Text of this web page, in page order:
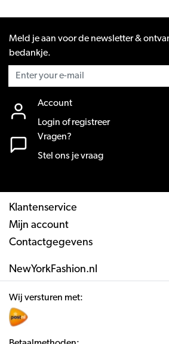
Meld je aan voor de newsletter &
bedankje.
Account
Login of registreer
Vragen?
Stel ons je vraag
Klantenservice
Mijn account
Contactgegevens
NewYorkFashion.nl
Wij versturen met: